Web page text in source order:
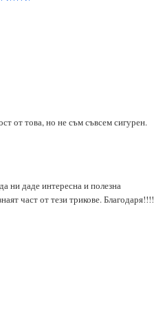
от това, но не съм съвсем сигурен.
ни даде интересна и полезна
част от тези трикове. Благодаря!!!!